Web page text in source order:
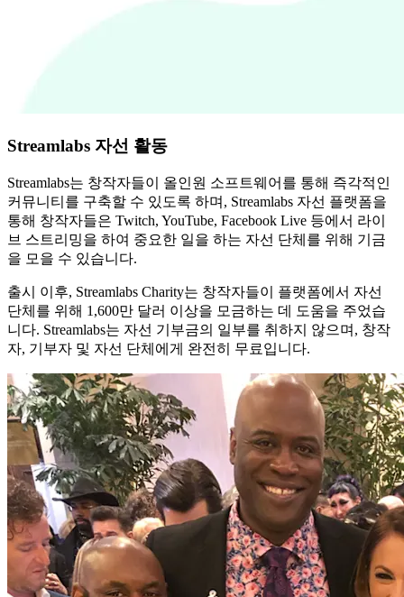
Streamlabs 자선 활동
Streamlabs는 창작자들이 올인원 소프트웨어를 통해 즉각적인
커뮤니티를 구축할 수 있도록 하며, Streamlabs 자선 플랫폼을
통해 창작자들은 Twitch, YouTube, Facebook Live 등에서 라이
브 스트리밍을 하여 중요한 일을 하는 자선 단체를 위해 기금
을 모을 수 있습니다.
출시 이후, Streamlabs Charity는 창작자들이 플랫폼에서 자선
단체를 위해 1,600만 달러 이상을 모금하는 데 도움을 주었습
니다. Streamlabs는 자선 기부금의 일부를 취하지 않으며, 창작
자, 기부자 및 자선 단체에게 완전히 무료입니다.